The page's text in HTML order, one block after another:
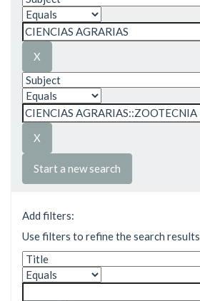
Start a new search
Add filters:
Use filters to refine the search results.